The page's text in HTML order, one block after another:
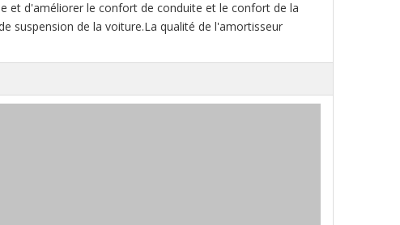
et d'améliorer le confort de conduite et le confort de la
suspension de la voiture.La qualité de l'amortisseur